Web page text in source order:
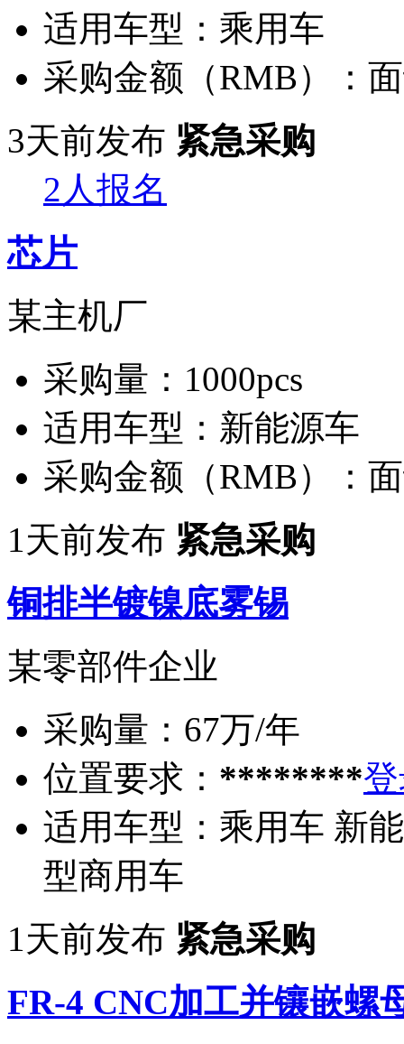
适用车型： 乘用车
采购金额（RMB）：
3天前发布 紧急采购
2人报名
芯片
某主机厂
采购量： 1000pcs
适用车型： 新能源车
采购金额（RMB）：
1天前发布 紧急采购
铜排半镀镍底雾锡
某零部件企业
采购量： 67万/年
位置要求： ********
适用车型： 乘用车 新
型商用车
1天前发布 紧急采购
FR-4 CNC加工并镶嵌螺